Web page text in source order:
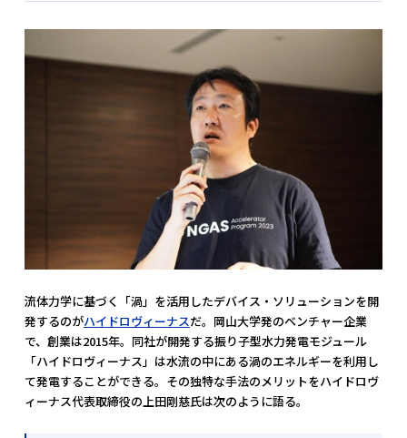
流体力学に基づく「渦」を活用したデバイス・ソリューションを開
発するのがハイドロヴィーナスだ。岡山大学発のベンチャー企業
で、創業は2015年。同社が開発する振り子型水力発電モジュール
「ハイドロヴィーナス」は水流の中にある渦のエネルギーを利用し
て発電することができる。その独特な手法のメリットをハイドロヴ
ィーナス代表取締役の上田剛慈氏は次のように語る。